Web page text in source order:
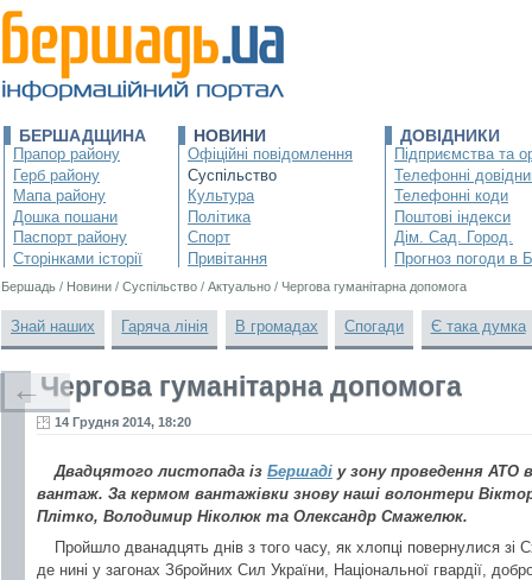
БЕРШАДЩИНА
Прапор району
Герб району
Мапа району
Дошка пошани
Паспорт району
Сторінками історії
НОВИНИ
Офіційні повідомлення
Суспільство
Культура
Політика
Спорт
Привітання
ДОВІДНИКИ
Підприємства та
Телефонні
Телефонні коди
Поштові індекси
Дім. Сад. Город.
Прогноз погоди в
Бершадь / Новини / Суспільство / Актуально / Чергова гуманітарна допомога
Знай наших Гаряча лінія В громадах Спогади Є така думка
Чергова гуманітарна допомога
14 Грудня 2014, 18:20
Двадцятого листопада із Бершаді у зону проведення АТО
вантаж. За кермом вантажівки знову наші волонтери
Плітко, Володимир Ніколюк та Олександр Смажелюк.
Пройшло дванадцять днів з того часу, як хлопці повернулися зі
де нині у загонах Збройних Сил України, Національної гвардії,
←